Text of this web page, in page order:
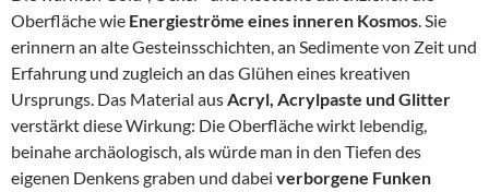
Oberfläche wie Energieströme eines inneren Kosmos. Sie
erinnern an alte Gesteinsschichten, an Sedimente von Zeit und
Erfahrung und zugleich an das Glühen eines kreativen
Ursprungs. Das Material ausAcryl, Acrylpaste und Glitter
verstärkt diese Wirkung: Die Oberfläche wirkt lebendig,
beinahe archäologisch, als würde man in den Tiefen des
eigenen Denkens graben und dabei verborgene Funken